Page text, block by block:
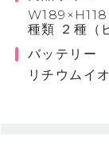
種類 ２種（
バッテリー
リチウムイ